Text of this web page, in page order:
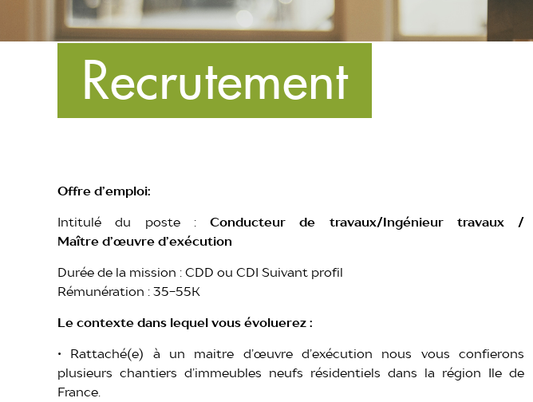
Recrutement
Offre d’emploi:
Intitulé du poste : Conducteur de travaux/Ingénieur travaux /
Maître d’œuvre d’exécution
Durée de la mission : CDD ou CDI Suivant profil
Rémunération : 35-55K
Le contexte dans lequel vous évoluerez :
• Rattaché(e) à un maitre d’œuvre d’exécution nous vous confierons
plusieurs chantiers d’immeubles neufs résidentiels dans la région Ile de
France.